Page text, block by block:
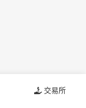
交易所